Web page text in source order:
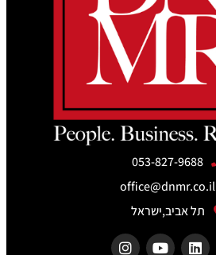
053-827-9688
office@dnmr.co.il
תל אביב,ישראל